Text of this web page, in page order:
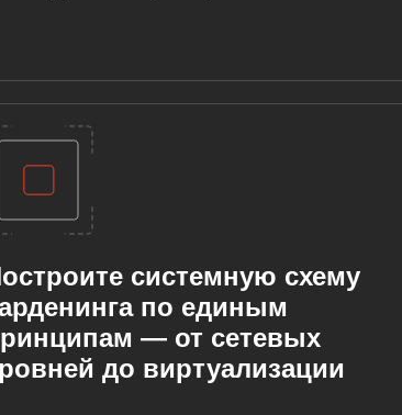
системную схему
по единым
— от сетевых
до виртуализации